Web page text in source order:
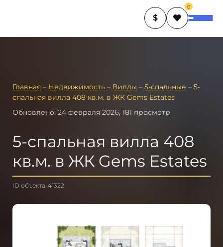
$
0
Главная – Недвижимость – Виллы – 5-спальные – 5-
спальная вилла 408 кв.м. в ЖК Gems Estates
Обновлено: 24 февраля 2026, 181 просмотр
5-спальная вилла 408
кв.м. в ЖК Gems Estates
ID объекта: 41322